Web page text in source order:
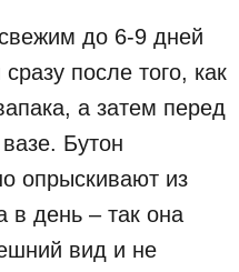
до 6-9 дней
после того, как
а затем перед
Бутон
опрыскивают из
в день – так она
вид и не